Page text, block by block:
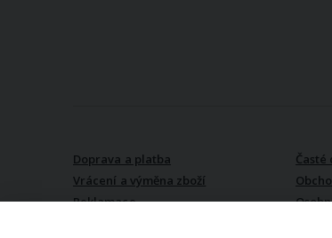
Doprava a platba
Vrácení a výměna zboží
Reklamace